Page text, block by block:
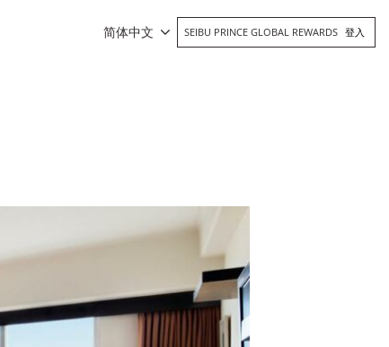
简体中文 SEIBU PRINCE GLOBAL REWARDS 登入